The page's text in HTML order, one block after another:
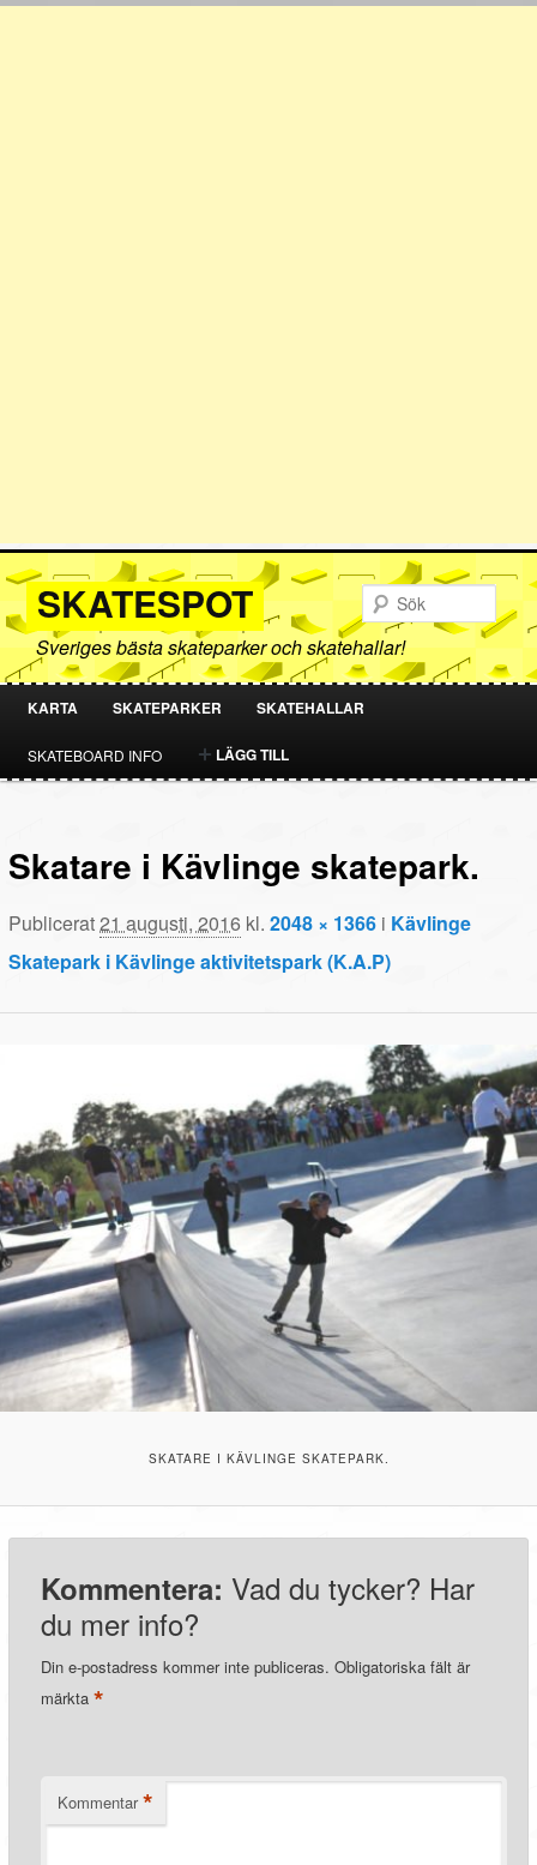
SKATESPOT
Sveriges bästa skateparker och skatehallar!
HOPPA
TILL
HOPPA
TILL
KARTA SKATEPARKER SKATEHALLAR
SKATEBOARD INFO LÄGG TILL
Skatare i Kävlinge skatepark.
Publicerat21 augusti, 2016 kl.2048 × 1366 i Kävlinge
Skatepark i Kävlinge aktivitetspark (K.A.P)
SKATARE I KÄVLINGE SKATEPARK.
Kommentera: Vad du tycker? Har
du mer info?
Din e-postadress kommer inte publiceras. Obligatoriska fält är
märkta*
Kommentar *